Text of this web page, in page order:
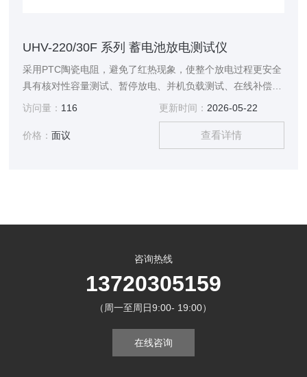
UHV-220/30F 系列 蓄电池放电测试仪
采用PTC陶瓷电阻，避免了红热现象，使整个放电过程更安全
具有核对性容量测试、暂停放电、并机负载测试、在线补偿式
放电、等功能采用智能单片机ARM控制、7寸触摸液晶中英文
访问量： 116 更新时间： 2026-05-22
价格：面议 查看详情
咨询热线
13720305159
（周一至周日9:00- 19:00）
在线咨询